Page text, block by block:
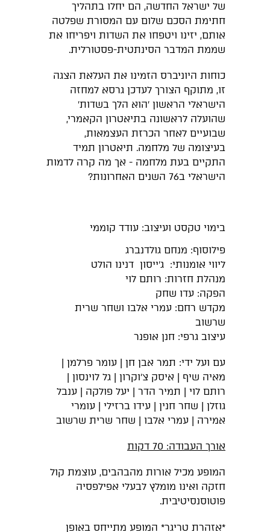
של ישראל החדשה, הם יחלו בתהליך
חתימת הסכם שלום עם המסורת שפלטה
אותם, יזינו ויטפחו את השדות ויפריחו את
שממת המדבר הסינתטית-פסטורלית.
כוחות היוניברס הזמינו את העלאת הצגה
זו, מתוקף הצורך לעדכן גרסא למחזה
הישראלי הראשון ׳הוא הלך בשדות׳
שהועלה לראשונה בתיאטרון הקאמרי,
שבועיים לאחר הכרזת העצמאות,
בעיצומה של מלחמה. תיאטרון תמיד
התקיים בעת מלחמה - אך מה קרה לדמות
הישראלי ב76 השנים האחרונות?
בימוי טקסט ועיצוב: עודד קוממי
פילוסוף: מנחם גולדנברג
ליווי אומנותי: ג'ייסון דנינו הולט
מנהלת חזרות: רותם לוי
הפקה: עדו שחק
מקדש רחם: עמרי אלבו ושחר שרית
שרשוב
עיצוב גרפי: חנן אופנר
עם ועל ידי: תמר אבן חן | עומר פרלמן |
מאיה שיף | איסק צ׳וקרון | גל לוינסון |
רותם לוי | תמיר הדר | יעל פולקה | ענבל
גוזלן | שחר חנין | עידו ברזילי | עומרי
אמירה | עמרי אלבו | שחר שרית שרשוב
אורך העבודה: 70 דקות
המופע מכיל אורות מהבהבים, עוצמת קול
חזקה ואינו מומלץ לבעלי אפילפסיה
פוטוסנסיטיבית.
*אזהרת טריגר* המופע מתייחס באופן